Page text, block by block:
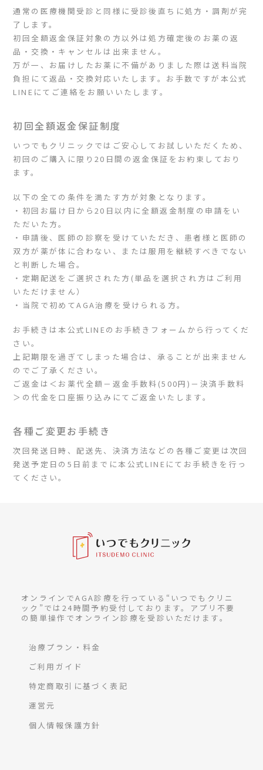
通常の医療機関受診と同様に受診後直ちに処方・調剤が完
了します。
初回全額返金保証対象の方以外は処方確定後のお薬の返
品・交換・キャンセルは出来ません。
万が一、お届けしたお薬に不備がありました際は送料当院
負担にて返品・交換対応いたします。お手数ですが本公式
LINEにてご連絡をお願いいたします。
初回全額返金保証制度
いつでもクリニックではご安心してお試しいただくため、
初回のご購入に限り20日間の返金保証をお約束しており
ます。
以下の全ての条件を満たす方が対象となります。
・初回お届け日から20日以内に全額返金制度の申請をい
ただいた方。
・申請後、医師の診察を受けていただき、患者様と医師の
双方が薬が体に合わない、または服用を継続すべきでない
と判断した場合。
・定期配送をご選択された方(単品を選択され方はご利用
いただけません）
・当院で初めてAGA治療を受けられる方。
お手続きは本公式LINEのお手続きフォームから行ってくだ
さい。
上記期限を過ぎてしまった場合は、承ることが出来ません
のでご了承ください。
ご返金は＜お薬代全額－返金手数料(500円)－決済手数料
＞の代金を口座振り込みにてご返金いたします。
各種ご変更お手続き
次回発送日時、配送先、決済方法などの各種ご変更は次回
発送予定日の5日前までに本公式LINEにてお手続きを行っ
てください。
オンラインでAGA診療を行っている“いつでもクリニ
ック”では24時間予約受付しております。アプリ不要
の簡単操作でオンライン診療を受診いただけます。
治療プラン・料金
ご利用ガイド
特定商取引に基づく表記
運営元
個人情報保護方針